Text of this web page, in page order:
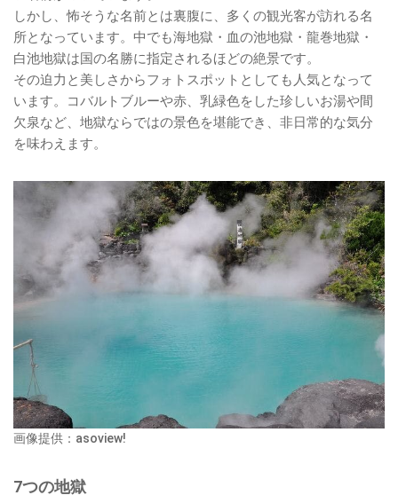
しかし、怖そうな名前とは裏腹に、多くの観光客が訪れる名
所となっています。中でも海地獄・血の池地獄・龍巻地獄・
白池地獄は国の名勝に指定されるほどの絶景です。
その迫力と美しさからフォトスポットとしても人気となって
います。コバルトブルーや赤、乳緑色をした珍しいお湯や間
欠泉など、地獄ならではの景色を堪能でき、非日常的な気分
を味わえます。
画像提供：asoview!
7つの地獄